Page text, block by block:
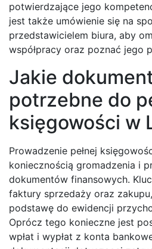
potwierdzające jego
jest także umówienie się na
przedstawicielem biura, aby
współpracy oraz poznać jego
Jakie
potrzebne do
księgowości w
Prowadzenie pełnej
koniecznością gromadzenia i
dokumentów finansowych.
faktury sprzedaży oraz
podstawę do ewidencji
Oprócz tego konieczne jest
wpłat i wypłat z konta